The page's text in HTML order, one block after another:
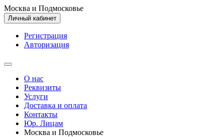
Москва и Подмосковье
Личный кабинет
Регистрация
Авторизация
О нас
Реквизиты
Услуги
Доставка и оплата
Контакты
Юр. Лицам
Москва и Подмосковье